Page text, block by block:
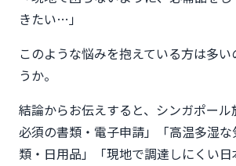
きたい…」
このような悩みを抱えている方は多
うか。
結論からお伝えすると、シンガポー
必須の書類・電子申請」「高温多湿
類・日用品」「現地で調達しにくい